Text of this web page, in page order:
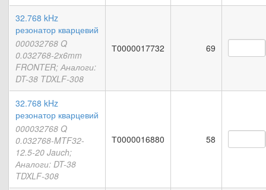
32.768 kHz
резонатор кварцевий
000032768 Q
0.032768-2x6mm
FRONTER; Аналоги:
DT-38 TDXLF-308
Т0000017732 69
32.768 kHz
резонатор кварцевий
000032768 Q
0.032768-MTF32-
12.5-20 Jauch;
Аналоги: DT-38
TDXLF-308
Т0000016880 58